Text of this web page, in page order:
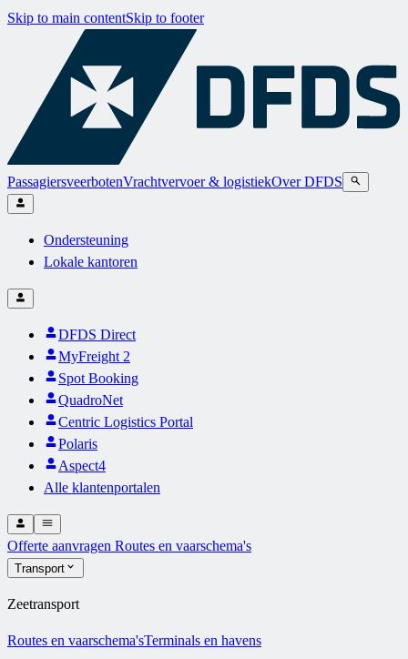
Skip to main contentSkip to footer
PassagiersveerbotenVrachtvervoer & logistiekOver DFDS
Ondersteuning
Lokale kantoren
DFDS Direct
MyFreight 2
Spot Booking
QuadroNet
Centric Logistics Portal
Polaris
Aspect4
Alle klantenportalen
Offerte aanvragen Routes en vaarschema's
Transport
Zeetransport
Routes en vaarschema'sTerminals en havens